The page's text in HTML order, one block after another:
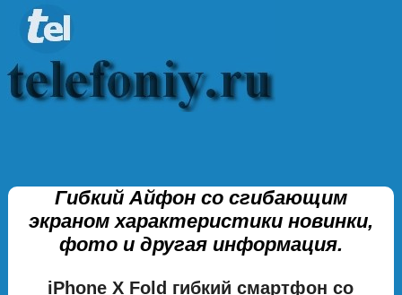
Гибкий Айфон со сгибающим
экраном характеристики новинки,
фото и другая информация.
iPhone X Fold гибкий смартфон со